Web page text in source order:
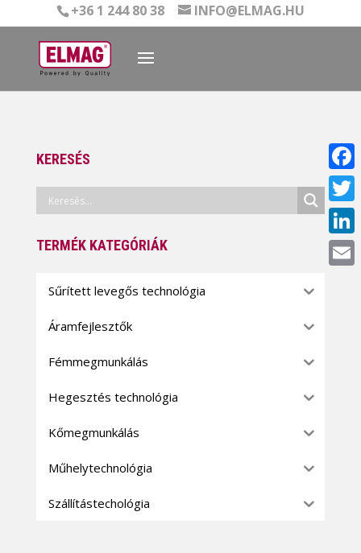
+36 1 244 80 38 INFO@ELMAG.HU
KERESÉS
TERMÉK KATEGÓRIÁK
Sűrített levegős technológia
Áramfejlesztők
Fémmegmunkálás
Hegesztés technológia
Kőmegmunkálás
Műhelytechnológia
Szállítástechológia